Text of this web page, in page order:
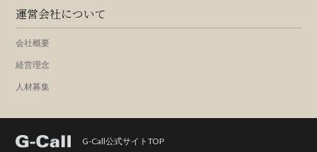
運営会社について
会社概要
経営理念
人材募集
G-Call公式サイトTOP